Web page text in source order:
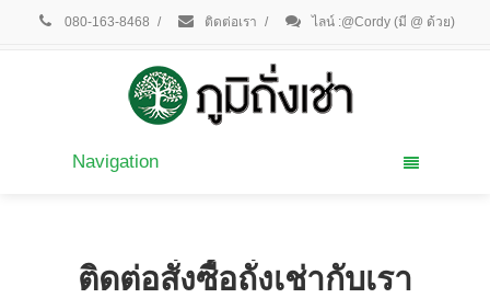
080-163-8468 / ติดต่อเรา / ไลน์ :@Cordy (มี @ ด้วย)
Navigation
ติดต่อสั่งซื้อถั่งเช่ากับเรา